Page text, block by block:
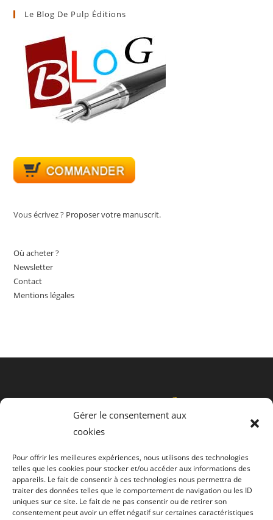
Gérer le consentement aux
cookies
Pour offrir les meilleures expériences, nous utilisons des technologies
telles que les cookies pour stocker et/ou accéder aux informations des
appareils. Le fait de consentir à ces technologies nous permettra de
traiter des données telles que le comportement de navigation ou les ID
uniques sur ce site. Le fait de ne pas consentir ou de retirer son
consentement peut avoir un effet négatif sur certaines caractéristiques
Le Blog De Pulp Éditions
Vous écrivez ? Proposer votre manuscrit.
Où acheter ?
Newsletter
Contact
Mentions légales
Politique de cookies (UE)
Politique de confidentialité